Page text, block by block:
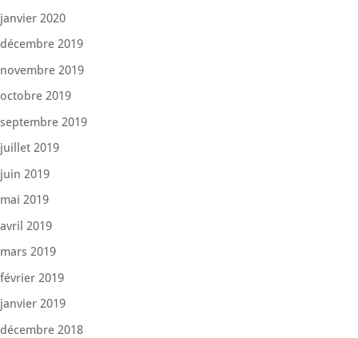
janvier 2020
décembre 2019
novembre 2019
octobre 2019
septembre 2019
juillet 2019
juin 2019
mai 2019
avril 2019
mars 2019
février 2019
janvier 2019
décembre 2018